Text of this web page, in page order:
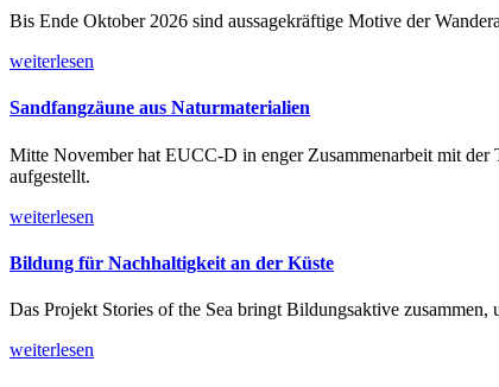
Bis Ende Oktober 2026 sind aussagekräftige Motive der
weiterlesen
Sandfangzäune aus Naturmaterialien
Mitte November hat EUCC-D in enger Zusammenarbeit mit der
aufgestellt.
weiterlesen
Bildung für Nachhaltigkeit an der Küste
Das Projekt Stories of the Sea bringt Bildungsaktive
weiterlesen